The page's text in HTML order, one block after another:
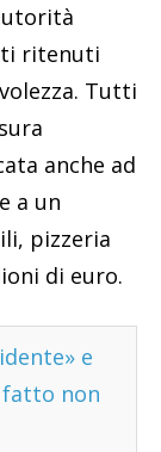
ritenuti
Tutti
anche ad
a un
pizzeria
di euro.
e
fatto non